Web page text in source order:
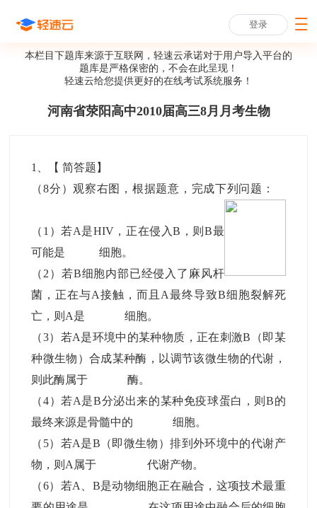
登录
本栏目下题库来源于互联网，轻速云承诺对于用户导入平台的
题库是严格保密的，不会在此呈现！
轻速云给您提供更好的在线考试系统服务！
河南省荥阳高中2010届高三8月月考生物
1 、【简答题 】
（8分）观察右图，根据题意，完成下列问题：
（1）若A是HIV，正在侵入B，则B最
可能是 细胞。
（2）若B细胞内部已经侵入了麻风杆
菌，正在与A接触，而且A最终导致B细胞裂解死
亡，则A是 细胞。
（3）若A是环境中的某种物质，正在刺激B（即某
种微生物）合成某种酶，以调节该微生物的代谢，
则此酶属于 酶。
（4）若A是B分泌出来的某种免疫球蛋白，则B的
最终来源是骨髓中的 细胞。
（5）若A是B（即微生物）排到外环境中的代谢产
物，则A属于 代谢产物。
（6）若A、B是动物细胞正在融合，这项技术最重